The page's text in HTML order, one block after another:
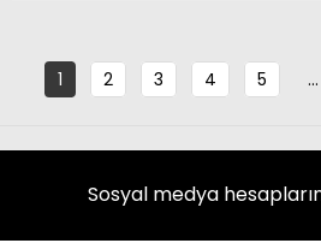
1 2 3 4 5 …
Sosyal medya